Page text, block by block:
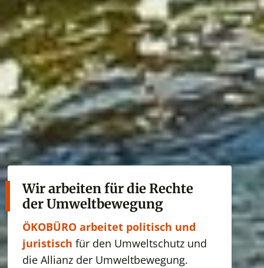
Wir arbeiten für die Rechte
der Umweltbewegung
ÖKOBÜRO arbeitet politisch und
juristisch für den Umweltschutz und
die Allianz der Umweltbewegung.